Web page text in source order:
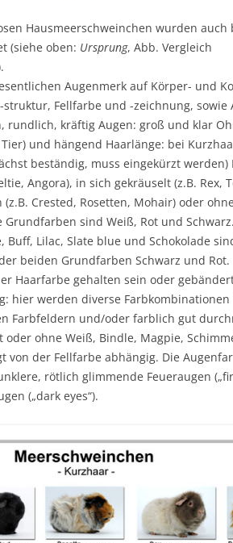
GEBURT
SÄUGEZEIT
HAARSTRUKTUR
RASSEN
ABTASTEN DES KÖRPERS
FÜSSE, KRALLEN, ZEHEN
Hausmeerschweinchen wurden auch
(siehe oben: Ursprung, Abb. Vergleich
Augenmerk auf Körper- und
Fellfarbe und -zeichnung, sowie
rundlich, kräftig Augen: groß und klar
und hängend Haarlänge: bei
beständig, muss eingekürzt werden)
Angora), in sich gekräuselt (z.B. Rex,
Crested, Rosetten, Mohair) oder
Grundfarben sind Weiß, Rot und
Buff, Lilac, Slate blue und Schokolade
beiden Grundfarben Schwarz und Rot.
Haarfarbe gehalten sein oder
hier werden diverse
Farbfeldern und/oder farblich gut
ohne Weiß, Bindle, Magpie,
von der Fellfarbe abhängig. Die
rötlich glimmende Feueraugen
(„dark eyes“).